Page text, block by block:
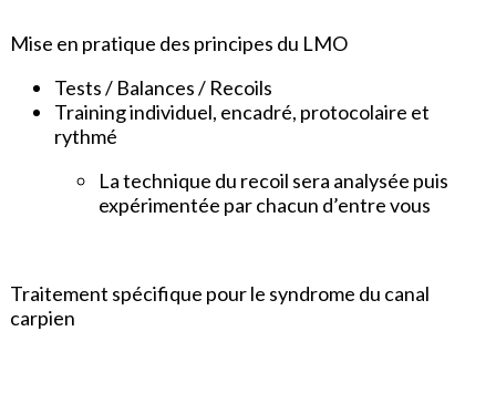
Mise en pratique des principes du LMO
Tests / Balances / Recoils
Training individuel, encadré, protocolaire et
rythmé
La technique du recoil sera analysée puis
expérimentée par chacun d’entre vous
Traitement spécifique pour le syndrome du canal
carpien